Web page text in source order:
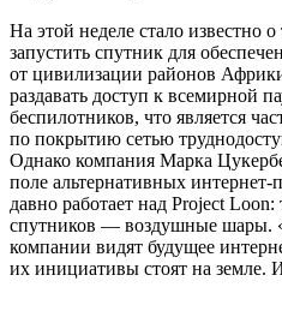
На этой неделе стало известно
запустить спутник для
от цивилизации районов
раздавать доступ к всемирной
беспилотников, что является
по покрытию сетью
Однако компания Марка
поле альтернативных
давно работает над Project
спутников — воздушные шары.
компании видят будущее
их инициативы стоят на земле.